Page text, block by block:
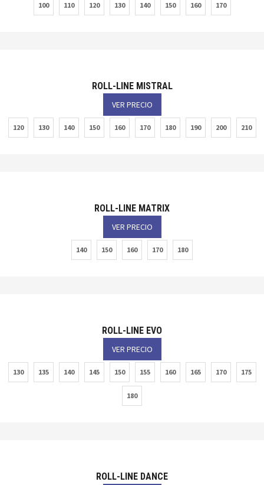
100 110 120 130 140 150 160 170
ROLL-LINE MISTRAL
VER PRECIO
120 130 140 150 160 170 180 190 200 210
ROLL-LINE MATRIX
VER PRECIO
140 150 160 170 180
ROLL-LINE EVO
VER PRECIO
130 135 140 145 150 155 160 165 170 175
180
ROLL-LINE DANCE